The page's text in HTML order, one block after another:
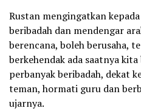
Rustan mengingatkan
beribadah dan mendengar
berencana, boleh berusaha,
berkehendak ada saatnya
perbanyak beribadah, dekat
teman, hormati guru dan
ujarnya.